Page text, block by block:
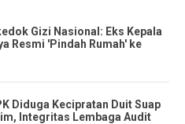
Gizi Nasional: Eks Kepala
Resmi 'Pindah Rumah' ke
Diduga Kecipratan Duit Suap
Integritas Lembaga Audit